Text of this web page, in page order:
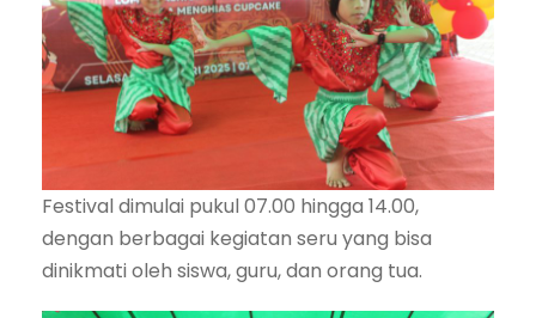
Festival dimulai pukul 07.00 hingga 14.00,
dengan berbagai kegiatan seru yang bisa
dinikmati oleh siswa, guru, dan orang tua.